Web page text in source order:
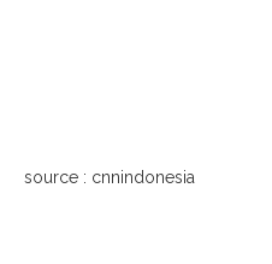
source : cnnindonesia